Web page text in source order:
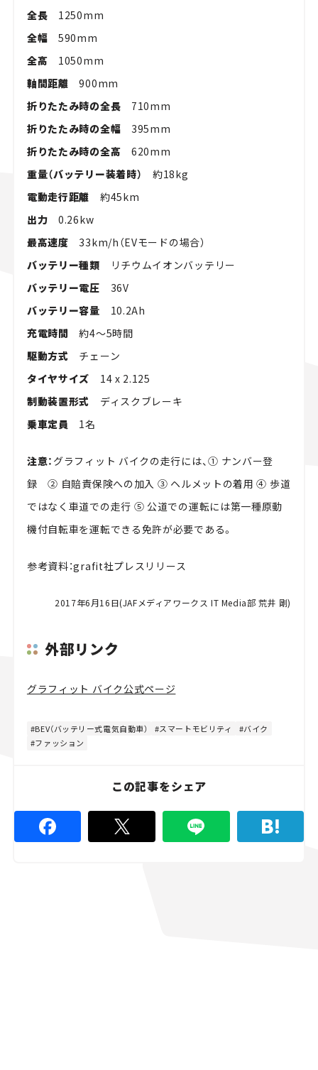
全長 1250mm
全幅 590mm
全高 1050mm
軸間距離 900mm
折りたたみ時の全長 710mm
折りたたみ時の全幅 395mm
折りたたみ時の全高 620mm
重量（バッテリー装着時）約18kg
電動走行距離 約45km
出力 0.26kw
最高速度 33km/h（EVモードの場合）
バッテリー種類 リチウムイオンバッテリー
バッテリー電圧 36V
バッテリー容量 10.2Ah
充電時間 約4～5時間
駆動方式 チェーン
タイヤサイズ 14 x 2.125
制動装置形式 ディスクブレーキ
乗車定員 1名
注意： グラフィット バイクの走行には、① ナンバー登
録 ② 自賠責保険への加入 ③ ヘルメットの着用 ④ 歩道
ではなく車道での走行 ⑤ 公道での運転には第一種原動
機付自転車を運転できる免許が必要である。
参考資料：grafit社プレスリリース
2017年6月16日(JAFメディアワークス IT Media部 荒井 剛)
外部リンク
グラフィット バイク公式ページ
BEV（バッテリー式電気自動車） スマートモビリティ
バイク
ファッション
この記事をシェア